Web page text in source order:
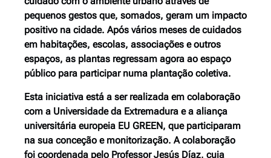
pequenos gestos que, somados, geram um impacto
positivo na cidade. Após vários meses de cuidados
em habitações, escolas, associações e outros
espaços, as plantas regressam agora ao espaço
público para participar numa plantação coletiva.
Esta iniciativa está a ser realizada em colaboração
com a Universidade da Extremadura e a aliança
universitária europeia EU GREEN, que participaram
na sua conceção e monitorização. A colaboração
foi coordenada pelo Professor Jesús Díaz, cuja